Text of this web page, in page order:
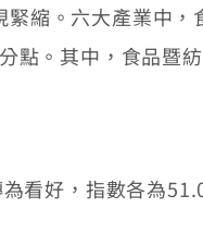
縮。六大產業中，
點。其中，食品暨
看好，指數各為